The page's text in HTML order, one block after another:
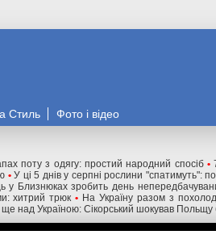
Стиль Фото і відео
поту з одягу: простий народний спосіб •
• У ці 5 днів у серпні рослини "спатимуть":
у Близнюках зробить день
хитрий трюк • На Україну разом з
над Україною: Сікорський шокував